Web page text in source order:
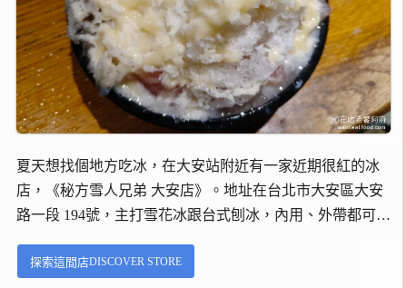
夏天想找個地方吃冰，在大安站附近有一家近期很紅的冰
店，《秘方雪人兄弟 大安店》。地址在台北市大安區大安
路一段 194號，主打雪花冰跟台式刨冰，內用、外帶都可
平價選擇。《秘方雪人兄弟 大安店》曾經被電視美食節目
探索這間店DISCOVER STORE